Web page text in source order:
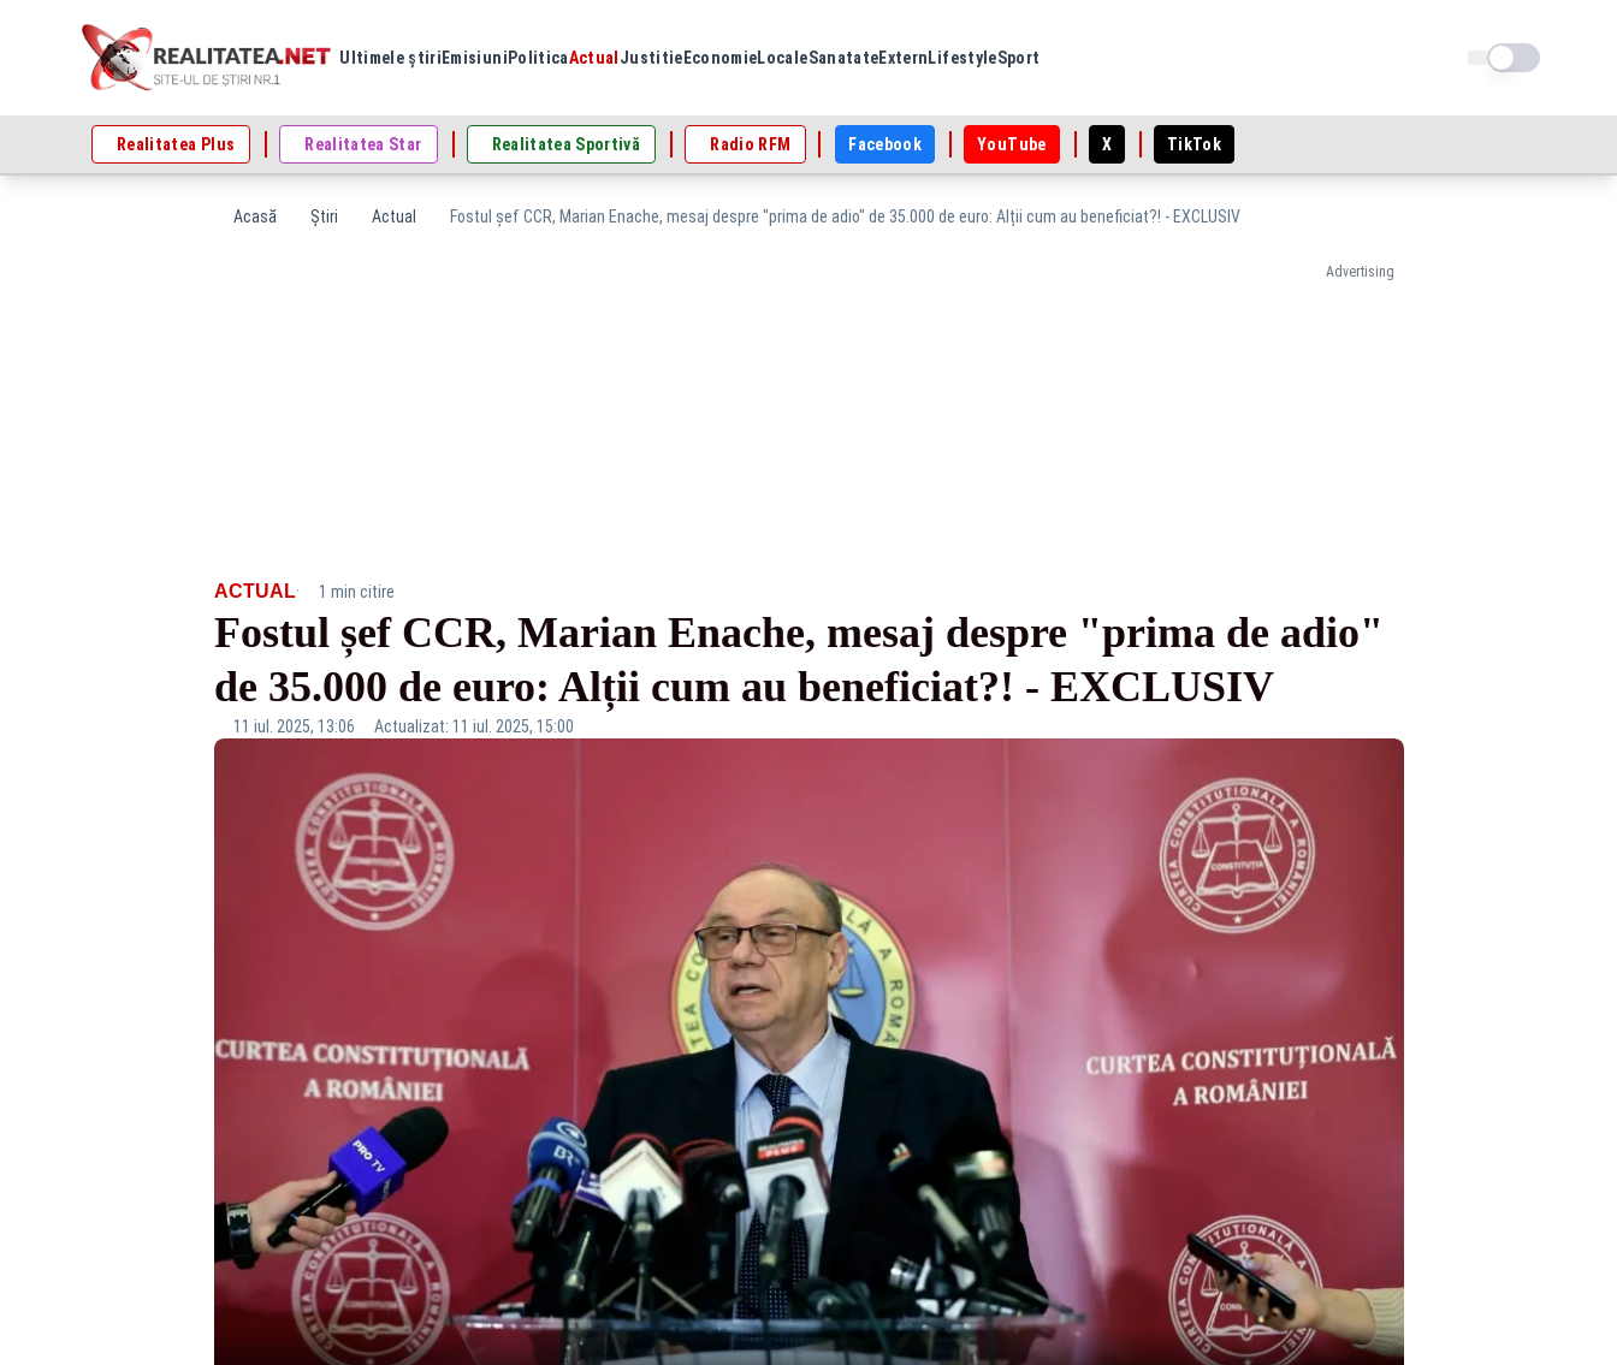
Ultimele știri Emisiuni PoliticaActual Justitie EconomieLocaleSanatateExtern LifestyleSport Schimba tema
Realitatea Plus Realitatea Star Realitatea Sportivă Radio RFM Facebook YouTube X TikTok
Acasă Știri Actual Fostul șef CCR, Marian Enache, mesaj despre "prima de adio" de 35.000 de euro: Alții cum au beneficiat?! - EXCLUSIV
Advertising
ACTUAL· 1 min citire
Fostul șef CCR, Marian Enache, mesaj despre "prima de adio"
de 35.000 de euro: Alții cum au beneficiat?! - EXCLUSIV
11 iul. 2025, 13:06 Actualizat: 11 iul. 2025, 15:00